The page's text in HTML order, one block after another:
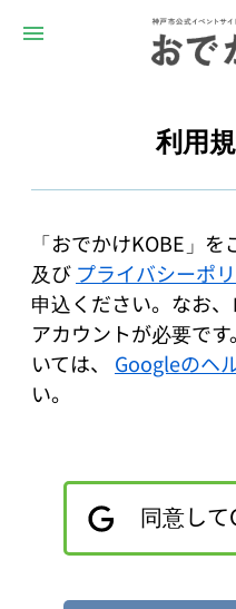
利用
「おでかけKOBE」を
及び プライバシーポ
申込ください。なお
アカウントが必要で
いては、 Googleのヘ
い。
同意し